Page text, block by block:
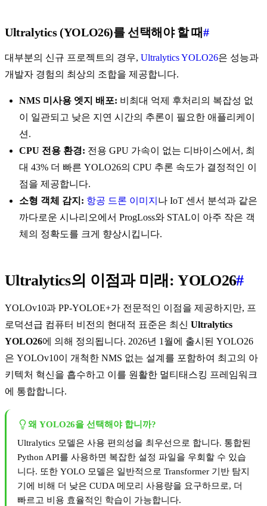
Ultralytics (YOLO26)를 선택해야 할 때#
대부분의 신규 프로젝트의 경우, Ultralytics YOLO26은 성능과
개발자 경험의 최상의 조합을 제공합니다.
NMS 미사용 엣지 배포: 비최대 억제 후처리의 복잡성 없
이 일관되고 낮은 지연 시간의 추론이 필요한 애플리케이
션.
CPU 전용 환경: 전용 GPU 가속이 없는 디바이스에서, 최
대 43% 더 빠른 YOLO26의 CPU 추론 속도가 결정적인 이
점을 제공합니다.
소형 객체 감지: 항공 드론 이미지 나 IoT 센서 분석과 같은
까다로운 시나리오에서 ProgLoss와 STAL이 아주 작은 객
체의 정확도를 크게 향상시킵니다.
Ultralytics의 이점과 미래: YOLO26#
YOLOv10과 PP-YOLOE+가 전문적인 이점을 제공하지만, 프
로덕션급 컴퓨터 비전의 현대적 표준은 최신 Ultralytics
YOLO26에 의해 정의됩니다. 2026년 1월에 출시된 YOLO26
은 YOLOv10이 개척한 NMS 없는 설계를 포함하여 최고의 아
키텍처 혁신을 흡수하고 이를 원활한 멀티태스킹 프레임워크
에 통합합니다.
왜 YOLO26을 선택해야 합니까?
Ultralytics 모델은 사용 편의성을 최우선으로 합니다. 통합된
Python API를 사용하면 복잡한 설정 파일을 우회할 수 있습
니다. 또한 YOLO 모델은 일반적으로 Transformer 기반 탐지
기에 비해 더 낮은 CUDA 메모리 사용량을 요구하므로, 더
빠르고 비용 효율적인 학습이 가능합니다.